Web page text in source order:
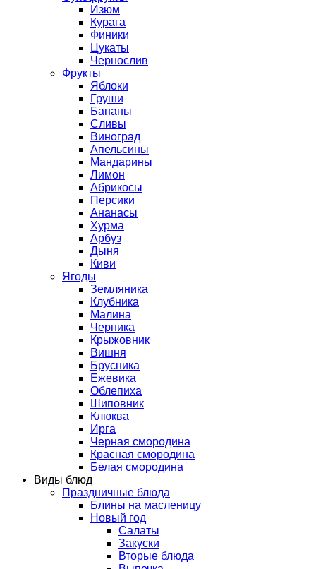
Изюм
Курага
Финики
Цукаты
Чернослив
Фрукты
Яблоки
Груши
Бананы
Сливы
Виноград
Апельсины
Мандарины
Лимон
Абрикосы
Персики
Ананасы
Хурма
Арбуз
Дыня
Киви
Ягоды
Земляника
Клубника
Малина
Черника
Крыжовник
Вишня
Брусника
Ежевика
Облепиха
Шиповник
Клюква
Ирга
Черная смородина
Красная смородина
Белая смородина
Виды блюд
Праздничные блюда
Блины на масленицу
Новый год
Салаты
Закуски
Вторые блюда